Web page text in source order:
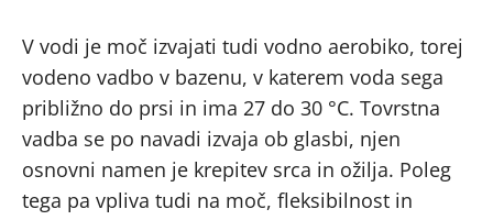
V vodi je moč izvajati tudi vodno aerobiko, torej
vodeno vadbo v bazenu, v katerem voda sega
približno do prsi in ima 27 do 30 °C. Tovrstna
vadba se po navadi izvaja ob glasbi, njen
osnovni namen je krepitev srca in ožilja. Poleg
tega pa vpliva tudi na moč, fleksibilnost in